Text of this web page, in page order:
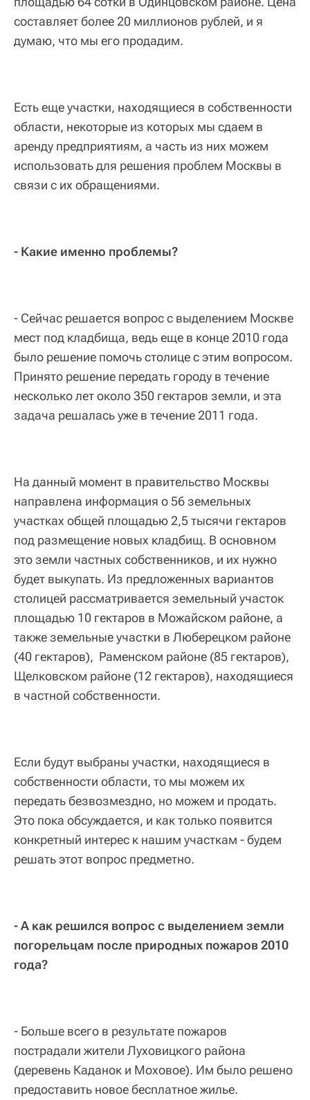
составляет более 20 миллионов рублей, и я
думаю, что мы его продадим.
Есть еще участки, находящиеся в собственности
области, некоторые из которых мы сдаем в
аренду предприятиям, а часть из них можем
использовать для решения проблем Москвы в
связи с их обращениями.
- Какие именно проблемы?
- Сейчас решается вопрос с выделением Москве
мест под кладбища, ведь еще в конце 2010 года
было решение помочь столице с этим вопросом.
Принято решение передать городу в течение
несколько лет около 350 гектаров земли, и эта
задача решалась уже в течение 2011 года.
На данный момент в правительство Москвы
направлена информация о 56 земельных
участках общей площадью 2,5 тысячи гектаров
под размещение новых кладбищ. В основном
это земли частных собственников, и их нужно
будет выкупать. Из предложенных вариантов
столицей рассматривается земельный участок
площадью 10 гектаров в Можайском районе, а
также земельные участки в Люберецком районе
(40 гектаров), Раменском районе (85 гектаров),
Щелковском районе (12 гектаров), находящиеся
в частной собственности.
Если будут выбраны участки, находящиеся в
собственности области, то мы можем их
передать безвозмездно, но можем и продать.
Это пока обсуждается, и как только появится
конкретный интерес к нашим участкам - будем
решать этот вопрос предметно.
- А как решился вопрос с выделением земли
погорельцам после природных пожаров 2010
года?
- Больше всего в результате пожаров
пострадали жители Луховицкого района
(деревень Каданок и Моховое). Им было решено
предоставить новое бесплатное жилье.